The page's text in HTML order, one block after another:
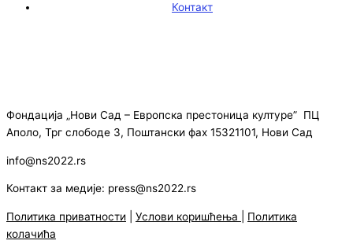
Контакт
Фондација „Нови Сад – Европска престоница културе” ПЦ
Аполо, Трг слободе 3, Поштански фах 15321101, Нови Сад
info@ns2022.rs
Контакт за медије: press@ns2022.rs
Политика приватности Услови коришћења
Политика
колачића